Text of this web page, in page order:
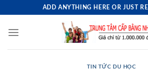
content
ADD ANYTHING HERE OR JUST
TIN TỨC DU HỌC